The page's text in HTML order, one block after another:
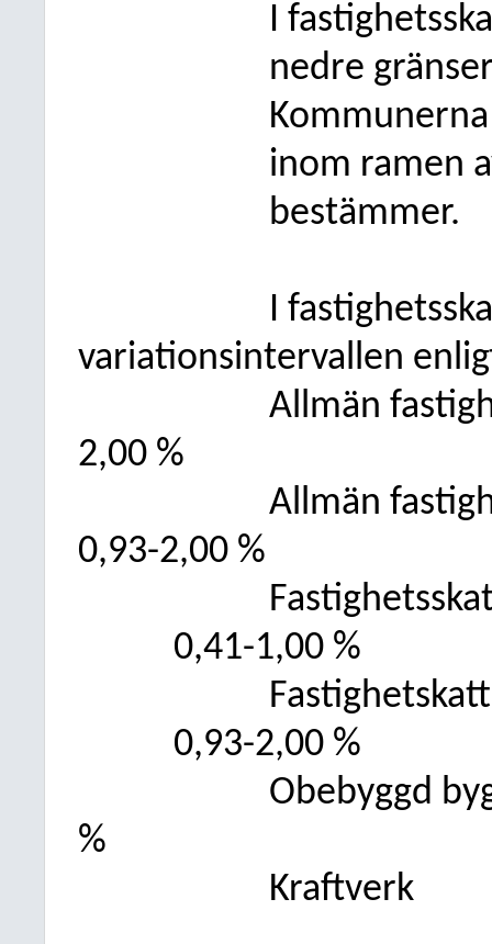
I
nedre
inom ramen
bestämmer.
I
variationsintervallen
Allmän
2,00 %
Allmän
0,93-2,00 %
0,41-1,00 %
0,93-2,00 %
Obebyggd
%
Kraftverk